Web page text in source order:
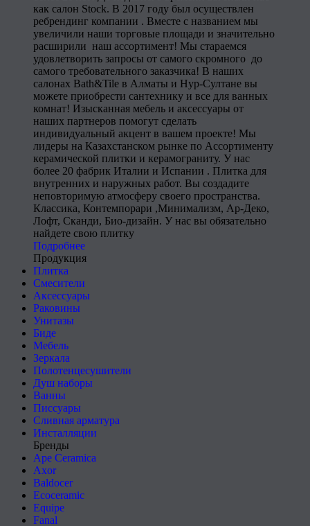
как салон Stock. В 2017 году был осуществлен
ребрендинг компании . Вместе с названием мы
увеличили наши торговые площади и значительно
расширили наш ассортимент! Мы стараемся
удовлетворить запросы от самого скромного до
самого требовательного заказчика! В наших
салонах Bath&Tile в Алматы и Нур-Султане вы
можете приобрести сантехнику и все для ванных
комнат! Изысканная мебель и аксессуары от
наших партнеров помогут сделать
индивидуальный акцент в вашем проекте! Мы
лидеры на Казахстанском рынке по Ассортименту
керамической плитки и керамограниту. У нас
более 20 фабрик Италии и Испании . Плитка для
внутренних и наружных работ. Вы создадите
неповторимую атмосферу своего пространства.
Классика, Контемпорари ,Минимализм, Ар-Деко,
Лофт, Сканди, Био-дизайн. У нас вы обязательно
найдете свою плитку
Подробнее
Продукция
Плитка
Смесители
Аксессуары
Раковины
Унитазы
Биде
Мебель
Зеркала
Полотенцесушители
Душ наборы
Ванны
Писсуары
Сливная арматура
Инсталляции
Бренды
Ape Ceramica
Axor
Baldocer
Ecoceramic
Equipe
Fanal